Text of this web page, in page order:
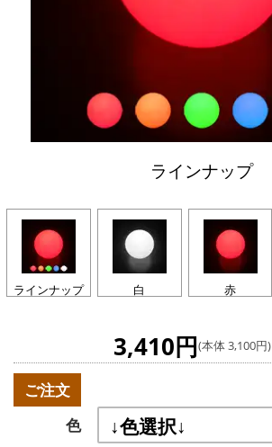
ラインナップ
ラインナップ 白 赤
3,410円(本体 3,100円)
ご注文
色